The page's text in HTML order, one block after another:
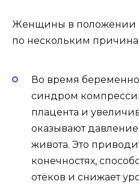
Женщины в положении
по нескольким
Во время
синдром
плацента и
оказывают
живота. Это
конечностях,
отёков и снижает